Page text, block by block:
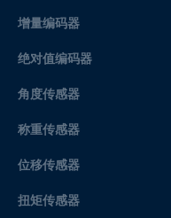
增量编码器
绝对值编码器
角度传感器
称重传感器
位移传感器
扭矩传感器